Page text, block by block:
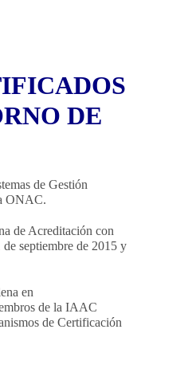
DE
de Gestión
ONAC.
de Acreditación con
septiembre de 2015 y
en
de la IAAC
de Certificación